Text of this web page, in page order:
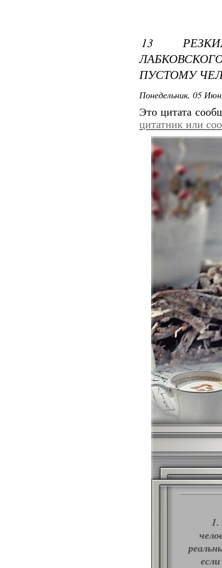
13
ПУСТОМУ
Понедельник, 05
Это цитата
цитатник или